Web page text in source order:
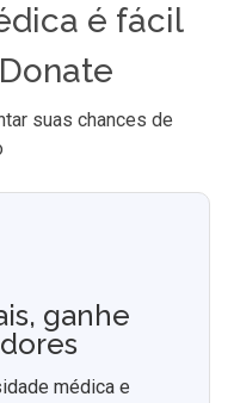
é fácil
suas chances de
ganhe
médica e